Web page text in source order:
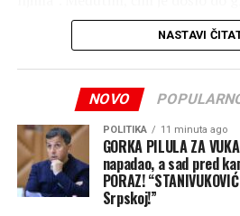
Kresojević.
Bitka u Bok Jankovcu ostaje
od presudnih u odbrani Gradiške i
poruka sa današnjeg skupa jasna
se čuva odgovornom politikom,
dostojanstvenim statusom njenih
pod ruku sa svojom većinom,
amandman, za odluku o
kreditno zaduženje koje je
nazivao nepotrebnim!
Reproduktor
NASTAVI
NOVO
POLITIKA 11 minuta ago
GORKA PILULA ZA
napadao, a sad pred
PORAZ!
Srpskoj!”